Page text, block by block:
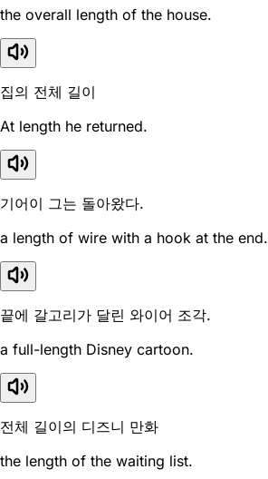
the overall length of the house.
집의 전체 길이
At length he returned.
기어이 그는 돌아왔다.
a length of wire with a hook at the end.
끝에 갈고리가 달린 와이어 조각.
a full-length Disney cartoon.
전체 길이의 디즈니 만화
the length of the waiting list.